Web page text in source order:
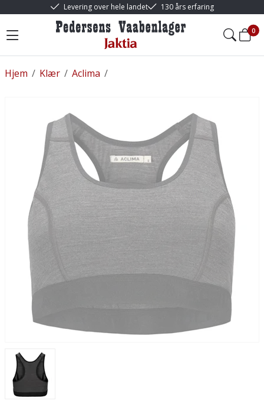
Levering over hele landet 130 års erfaring
0
/
Hjem /
Klær /
Aclima